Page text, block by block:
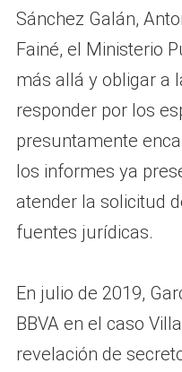
Sánchez Galán,
Fainé, el Ministerio
más allá y obligar a
responder por los
presuntamente
los informes ya
atender la solicitud
fuentes jurídicas.
En julio de 2019,
BBVA en el caso
revelación de